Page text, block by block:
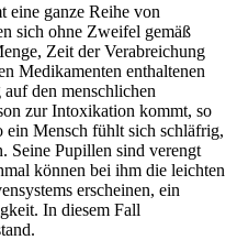
eine ganze Reihe von
sich ohne Zweifel gemäß
Zeit der Verabreichung
Medikamenten enthaltenen
den menschlichen
zur Intoxikation kommt, so
ein Mensch fühlt sich schläfrig,
Seine Pupillen sind verengt
können bei ihm die leichten
erscheinen, ein
In diesem Fall